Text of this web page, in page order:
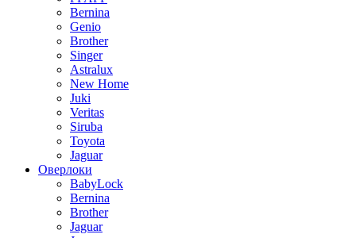
Bernina
Genio
Brother
Singer
Astralux
New Home
Juki
Veritas
Siruba
Toyota
Jaguar
Оверлоки
BabyLock
Bernina
Brother
Jaguar